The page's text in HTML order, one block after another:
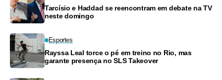
Tarcísio e Haddad se reencontram em debate na TV
neste domingo
Esportes
Rayssa Leal torce o pé em treino no Rio, mas
garante presença no SLS Takeover